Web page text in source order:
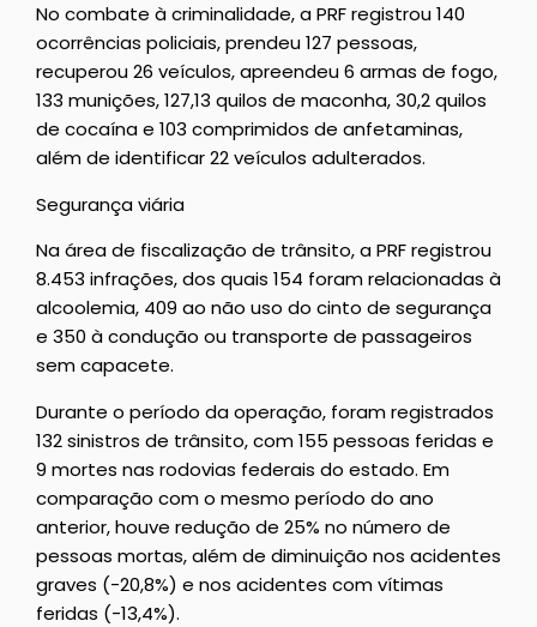
No combate à criminalidade, a PRF registrou 140
ocorrências policiais, prendeu 127 pessoas,
recuperou 26 veículos, apreendeu 6 armas de fogo,
133 munições, 127,13 quilos de maconha, 30,2 quilos
de cocaína e 103 comprimidos de anfetaminas,
além de identificar 22 veículos adulterados.
Segurança viária
Na área de fiscalização de trânsito, a PRF registrou
8.453 infrações, dos quais 154 foram relacionadas à
alcoolemia, 409 ao não uso do cinto de segurança
e 350 à condução ou transporte de passageiros
sem capacete.
Durante o período da operação, foram registrados
132 sinistros de trânsito, com 155 pessoas feridas e
9 mortes nas rodovias federais do estado. Em
comparação com o mesmo período do ano
anterior, houve redução de 25% no número de
pessoas mortas, além de diminuição nos acidentes
graves (-20,8%) e nos acidentes com vítimas
feridas (-13,4%).